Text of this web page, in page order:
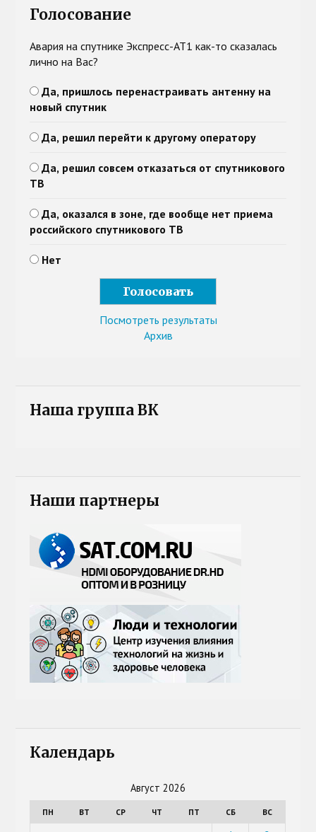
Голосование
Авария на спутнике Экспресс-АТ1 как-то сказалась
лично на Вас?
Да, пришлось перенастраивать антенну на
новый спутник
Да, решил перейти к другому оператору
Да, решил совсем отказаться от спутникового
ТВ
Да, оказался в зоне, где вообще нет приема
российского спутникового ТВ
Нет
Посмотреть результаты
Архив
Наша группа ВК
Наши партнеры
Календарь
Август 2026
ПН ВТ СР ЧТ ПТ СБ ВС